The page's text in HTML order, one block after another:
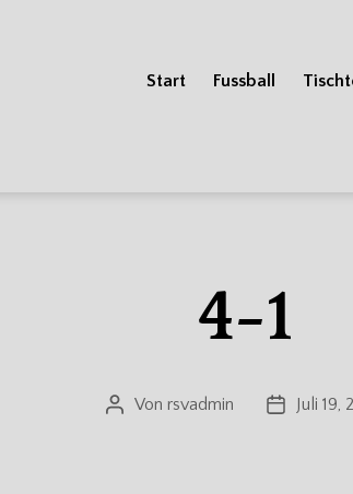
Start Fussball
4-1
Beitragsautor
Von rsvadmin Juli 19,